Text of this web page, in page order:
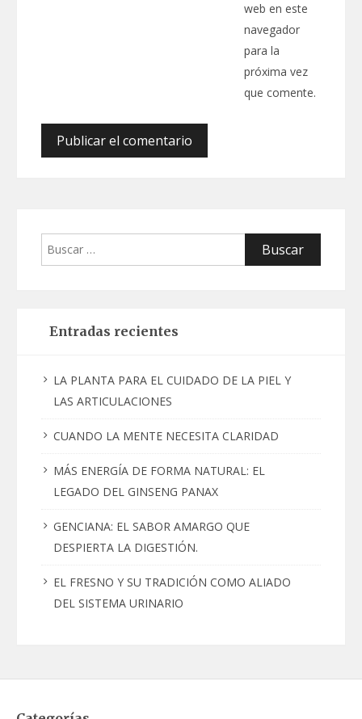
web en este
navegador
para la
próxima vez
que comente.
Buscar:
Entradas recientes
LA PLANTA PARA EL CUIDADO DE LA PIEL Y
LAS ARTICULACIONES
CUANDO LA MENTE NECESITA CLARIDAD
MÁS ENERGÍA DE FORMA NATURAL: EL
LEGADO DEL GINSENG PANAX
GENCIANA: EL SABOR AMARGO QUE
DESPIERTA LA DIGESTIÓN.
EL FRESNO Y SU TRADICIÓN COMO ALIADO
DEL SISTEMA URINARIO